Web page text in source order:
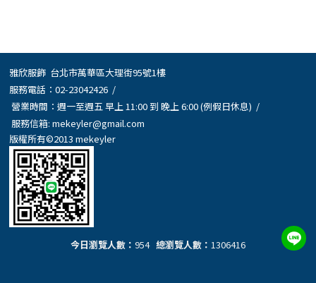
雅欣服飾 台北市萬華區大理街95號1樓
服務電話：02-23042426 /
營業時間：週一至週五 早上 11:00 到 晚上 6:00 (例假日休息) /
服務信箱:mekeyler@gmail.com
版權所有©2013 mekeyler
今日瀏覽人數： 954 總瀏覽人數： 1306416